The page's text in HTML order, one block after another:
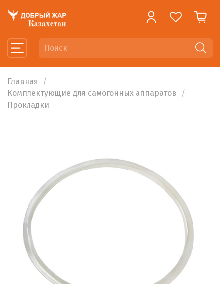
Главная
Комплектующие для самогонных аппаратов
Прокладки